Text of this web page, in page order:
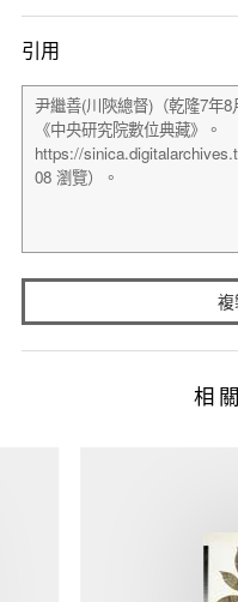
引用
相